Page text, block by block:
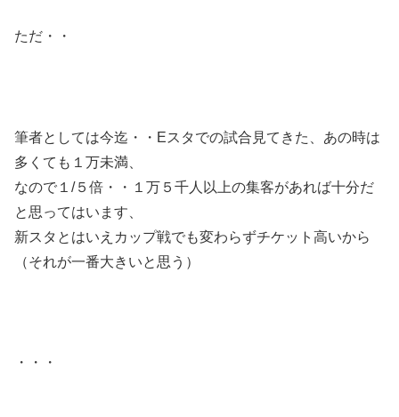
ただ・・
筆者としては今迄・・Eスタでの試合見てきた、あの時は
多くても１万未満、
なので１/５倍・・１万５千人以上の集客があれば十分だ
と思ってはいます、
新スタとはいえカップ戦でも変わらずチケット高いから
（それが一番大きいと思う）
・・・